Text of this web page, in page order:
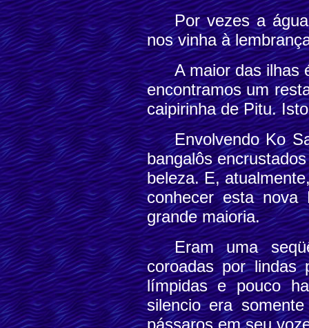
Por vezes a
nos vinha à
A maior das ilhas
encontramos um
caipirinha de Pitu.
Envolvendo Ko
bangalôs
beleza. E,
conhecer esta
grande maioria.
Eram uma
coroadas por lindas
límpidas e pouco
silencio era
pássaros em seu